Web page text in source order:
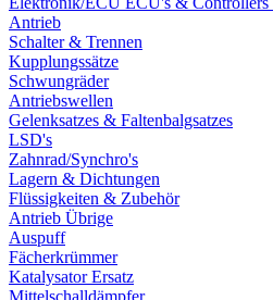
Antrieb
Schalter & Trennen
Kupplungssätze
Schwungräder
Antriebswellen
Gelenksatzes & Faltenbalgsatzes
LSD's
Zahnrad/Synchro's
Lagern & Dichtungen
Flüssigkeiten & Zubehör
Antrieb Übrige
Auspuff
Fächerkrümmer
Katalysator Ersatz
Mittelschalldämpfer